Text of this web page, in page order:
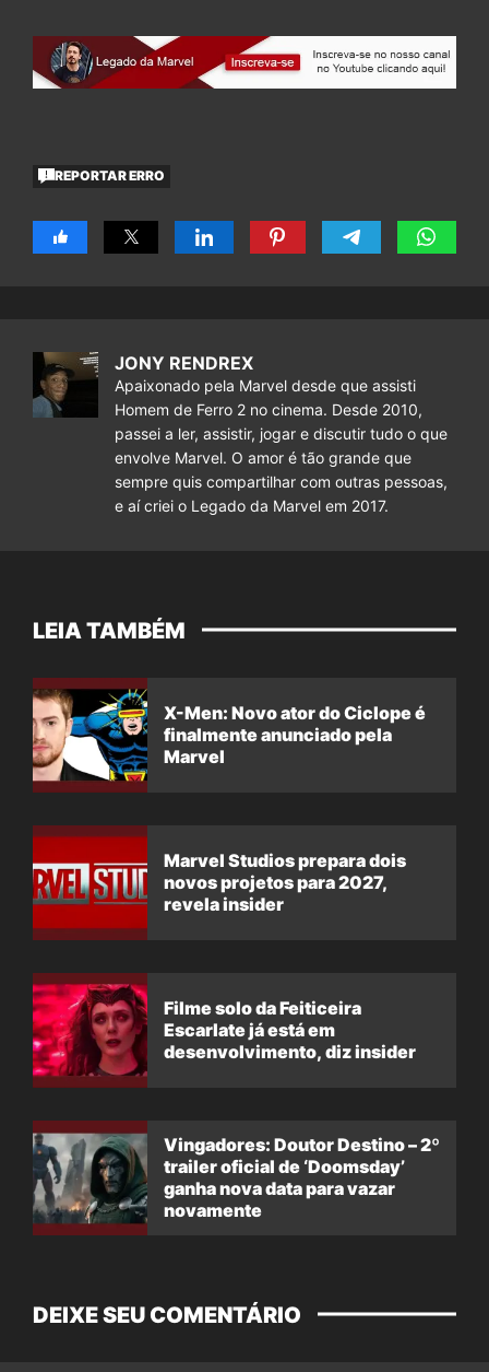
REPORTAR ERRO
JONY RENDREX
Apaixonado pela Marvel desde que assisti
Homem de Ferro 2 no cinema. Desde 2010,
passei a ler, assistir, jogar e discutir tudo o que
envolve Marvel. O amor é tão grande que
sempre quis compartilhar com outras pessoas,
e aí criei o Legado da Marvel em 2017.
LEIA TAMBÉM
X-Men: Novo ator do Ciclope é
finalmente anunciado pela
Marvel
Marvel Studios prepara dois
novos projetos para 2027,
revela insider
Filme solo da Feiticeira
Escarlate já está em
desenvolvimento, diz insider
Vingadores: Doutor Destino – 2º
trailer oficial de ‘Doomsday’
ganha nova data para vazar
novamente
DEIXE SEU COMENTÁRIO